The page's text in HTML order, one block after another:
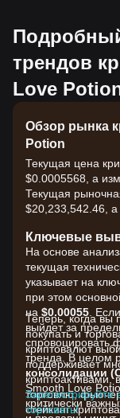
трендов
Love
Обзор рынка
Potion
Текущая цена
$0.0005568, а
Текущая
$20,233,542.46,
Ключевые
На основе
текущая
указывает на
при этом
на $0.00055 .
выйдет за
спровоцировать
тренда. В целом
консолидации
Smooth Love
критически
Теперь, когда
покупать и
криптовалют
поддерживает
криптоактивами,
торговлю,
стейкинг
Зарегистрируйте
торговать!